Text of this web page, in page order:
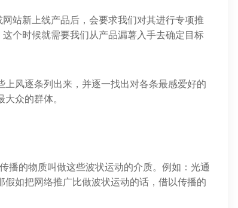
站新上线产品后，会要求我们对其进行专项推
个时候就需要我们从产品漏薯入手去确定目标
风逐条列出来，并逐一找出对各条最感爱好的
众的群体。
播的物质叫做这些波状运动的介质。例如：光通
如把网络推广比做波状运动的话，借以传播的